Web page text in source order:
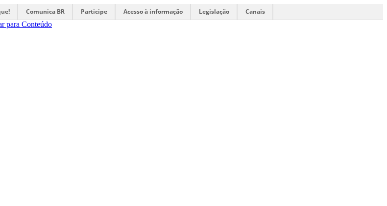
Comunica BR Participe Acesso à informação Legislação
Canais
para Conteúdo